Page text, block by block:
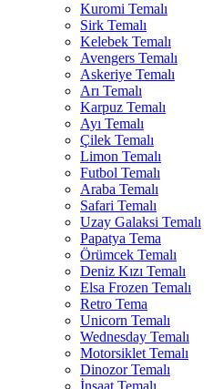
Kuromi Temalı
Sirk Temalı
Kelebek Temalı
Avengers Temalı
Askeriye Temalı
Arı Temalı
Karpuz Temalı
Ayı Temalı
Çilek Temalı
Limon Temalı
Futbol Temalı
Araba Temalı
Safari Temalı
Uzay Galaksi Temalı
Papatya Tema
Örümcek Temalı
Deniz Kızı Temalı
Elsa Frozen Temalı
Retro Tema
Unicorn Temalı
Wednesday Temalı
Motorsiklet Temalı
Dinozor Temalı
İnşaat Temalı